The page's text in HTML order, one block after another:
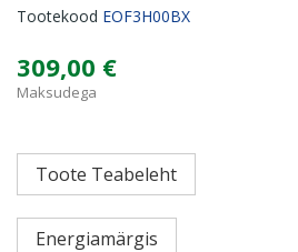
Tootekood EOF3H00BX
309,00 €
Maksudega
Toote Teabeleht
Energiamärgis